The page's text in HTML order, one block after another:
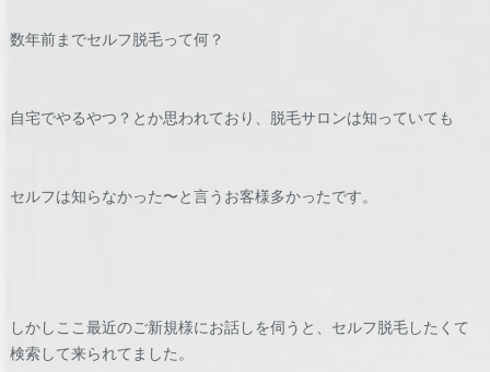
数年前までセルフ脱毛って何？
自宅でやるやつ？とか思われており、脱毛サロンは知っていても
セルフは知らなかった〜と言うお客様多かったです。
しかしここ最近のご新規様にお話しを伺うと、セルフ脱毛したくて
検索して来られてました。